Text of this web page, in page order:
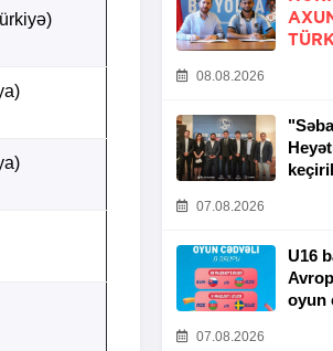
08.08.2026
07.08.2026
U16
oyun
07.08.2026